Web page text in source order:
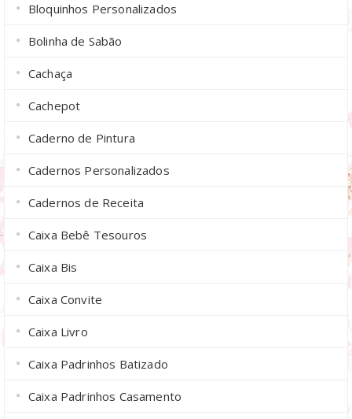
Bloquinhos Personalizados
Bolinha de Sabão
Cachaça
Cachepot
Caderno de Pintura
Cadernos Personalizados
Cadernos de Receita
Caixa Bebê Tesouros
Caixa Bis
Caixa Convite
Caixa Livro
Caixa Padrinhos Batizado
Caixa Padrinhos Casamento